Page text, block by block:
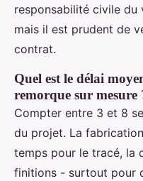
responsabilité civile du
mais il est prudent de
contrat.
Quel est le délai
remorque sur mesure
Compter entre 3 et 8
du projet. La
temps pour le tracé, la
finitions - surtout pour